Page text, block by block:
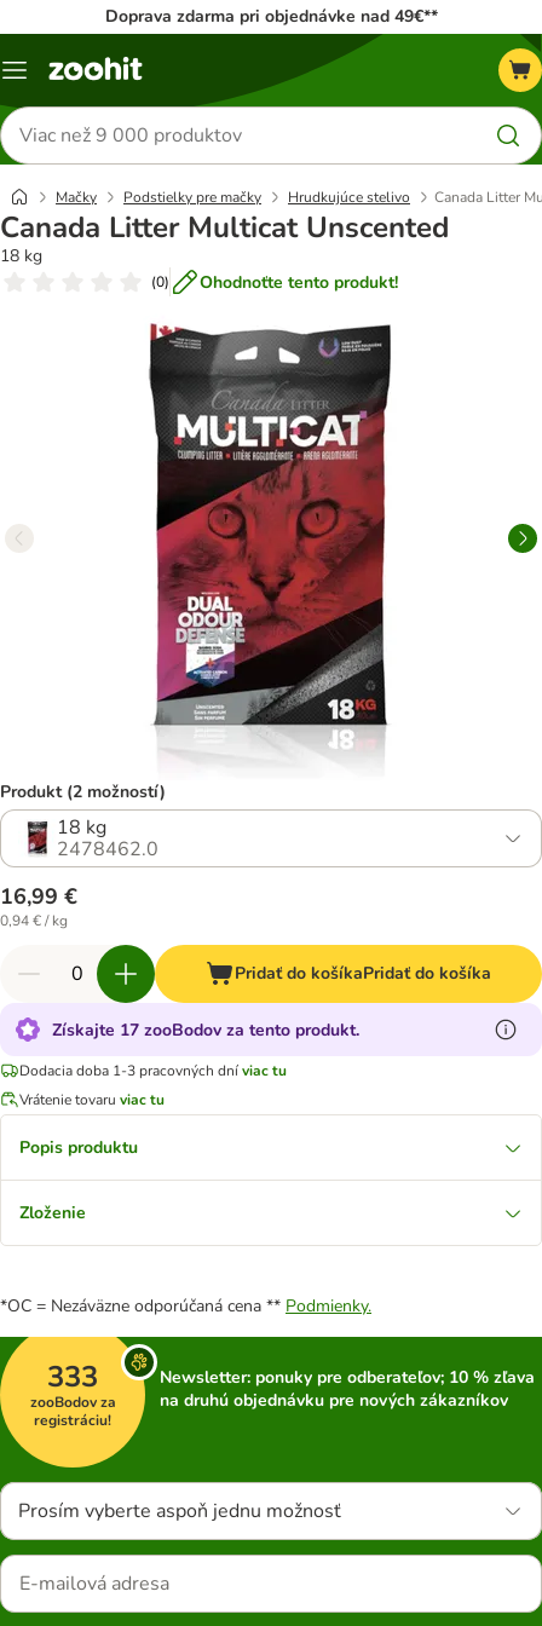
Doprava zdarma pri objednávke nad 49€**
Kategórie
Hľadať
produkty
Mačky Podstielky pre mačky Hrudkujúce stelivo Canada Litter
Canada Litter Multicat Unscented
18 kg
(0) Ohodnoťte tento produkt!
Produkt (2 možností)
18 kg
2478462.0
16,99 €
0,94 € / kg
Pridať do košíkaPridať do košíka
Získajte 17 zooBodov za tento produkt.
Dodacia doba 1-3 pracovných dníviac tu
Vrátenie tovaru viac tu
Popis produktu
Zloženie
*OC = Nezáväzne odporúčaná cena ** Podmienky.
333
zooBodov za
registráciu!
Newsletter: ponuky pre odberateľov; 10 % zľava
na druhú objednávku pre nových zákazníkov
Prosím vyberte aspoň jednu možnosť